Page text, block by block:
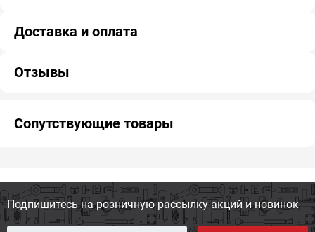
Доставка и оплата
Отзывы
Сопутствующие товары
Подпишитесь на розничную рассылку акций и новинок